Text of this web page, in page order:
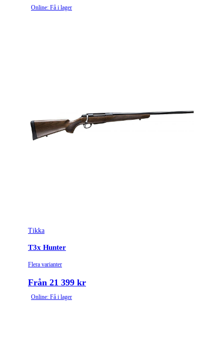
Online: Få i lager
Tikka
T3x Hunter
Flera varianter
Från 21 399 kr
Online: Få i lager